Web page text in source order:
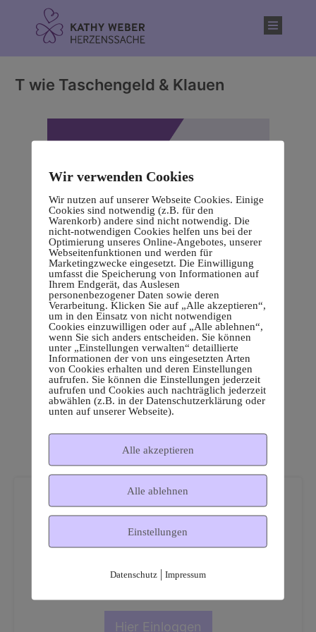
T wie Taschengeld & Klauen
Dies ist ein geschützter
Mitgliederbereich!
Hier Einloggen
Wir verwenden Cookies
Wir nutzen auf unserer Webseite Cookies. Einige
Cookies sind notwendig (z.B. für den
Warenkorb) andere sind nicht notwendig. Die
nicht-notwendigen Cookies helfen uns bei der
Optimierung unseres Online-Angebotes, unserer
Webseitenfunktionen und werden für
Marketingzwecke eingesetzt. Die Einwilligung
umfasst die Speicherung von Informationen auf
Ihrem Endgerät, das Auslesen
personenbezogener Daten sowie deren
Verarbeitung. Klicken Sie auf „Alle akzeptieren“,
um in den Einsatz von nicht notwendigen
Cookies einzuwilligen oder auf „Alle ablehnen“,
wenn Sie sich anders entscheiden. Sie können
unter „Einstellungen verwalten“ detaillierte
Informationen der von uns eingesetzten Arten
von Cookies erhalten und deren Einstellungen
aufrufen. Sie können die Einstellungen jederzeit
aufrufen und Cookies auch nachträglich jederzeit
abwählen (z.B. in der Datenschutzerklärung oder
unten auf unserer Webseite).
Alle akzeptieren
Alle ablehnen
Einstellungen
Datenschutz| Impressum